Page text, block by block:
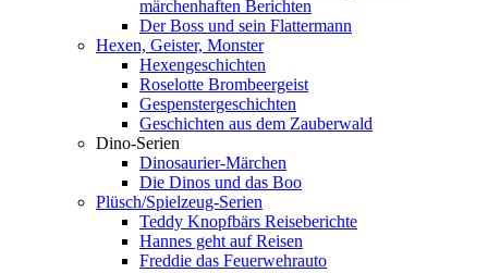
märchenhaften Berichten
Der Boss und sein Flattermann
Hexen, Geister, Monster
Hexengeschichten
Roselotte Brombeergeist
Gespenstergeschichten
Geschichten aus dem Zauberwald
Dino-Serien
Dinosaurier-Märchen
Die Dinos und das Boo
Plüsch/Spielzeug-Serien
Teddy Knopfbärs Reiseberichte
Hannes geht auf Reisen
Freddie das Feuerwehrauto